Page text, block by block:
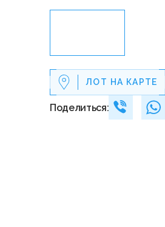
ЛОТ НА КАРТЕ
Поделиться: